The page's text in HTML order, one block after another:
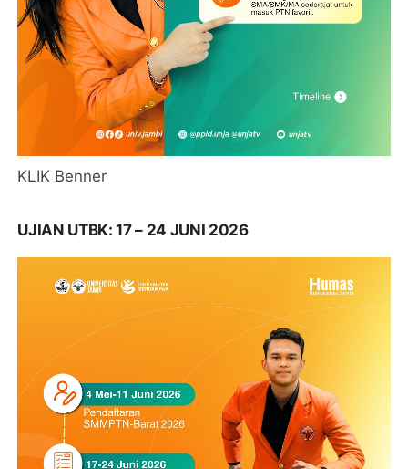
KLIK Benner
UJIAN UTBK: 17 – 24 JUNI 2026